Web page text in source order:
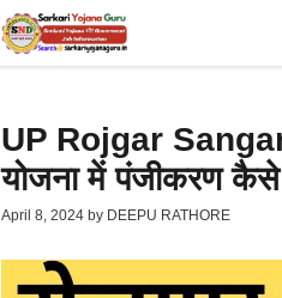
UP Rojgar
योजना में पंजीकरण
April 8, 2024 by DEEPU RATHORE